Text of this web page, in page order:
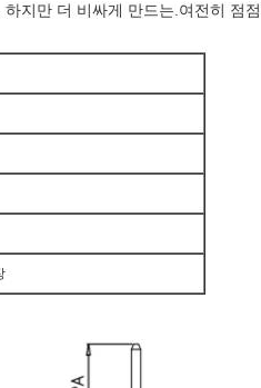
지만 더 비싸게 만드는.여전히 점